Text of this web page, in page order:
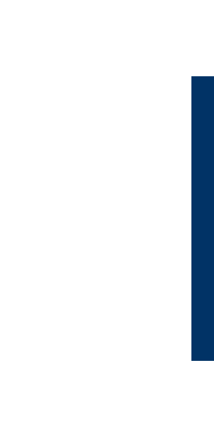
Digital